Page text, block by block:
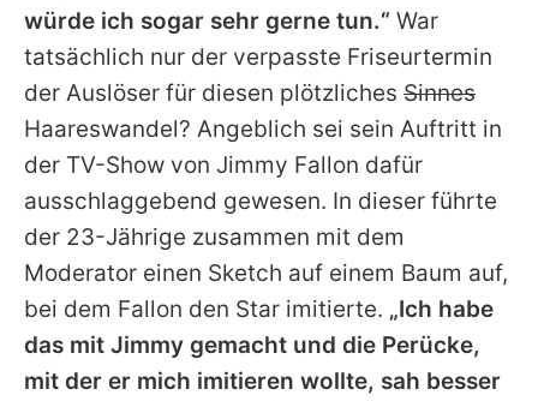
würde ich sogar sehr gerne tun.“ War
tatsächlich nur der verpasste Friseurtermin
der Auslöser für diesen plötzliches Sinnes
Haareswandel? Angeblich sei sein Auftritt in
der TV-Show von Jimmy Fallon dafür
ausschlaggebend gewesen. In dieser führte
der 23-Jährige zusammen mit dem
Moderator einen Sketch auf einem Baum auf,
bei dem Fallon den Star imitierte. „Ich habe
das mit Jimmy gemacht und die Perücke,
mit der er mich imitieren wollte, sah besser